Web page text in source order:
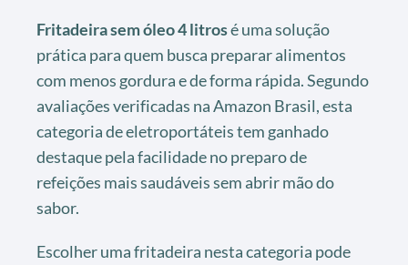
Fritadeira sem óleo 4 litrosé uma solução
prática para quem busca preparar alimentos
com menos gordura e de forma rápida. Segundo
avaliações verificadas na Amazon Brasil, esta
categoria de eletroportáteis tem ganhado
destaque pela facilidade no preparo de
refeições mais saudáveis sem abrir mão do
sabor.
Escolher uma fritadeira nesta categoria pode